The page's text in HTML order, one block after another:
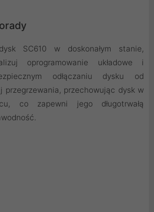
SC610 w doskonałym stanie,
oprogramowanie układowe i
odłączaniu dysku od
przegrzewania, przechowując dysk w
co zapewni jego długotrwałą